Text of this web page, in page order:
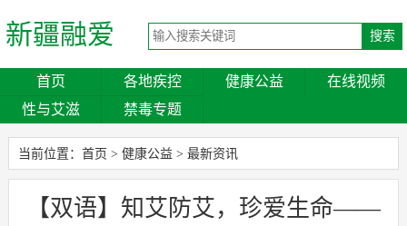
新疆融爱
首页 各地疾控 健康公益
在线视频
性与艾滋
禁毒专题
当前位置： 首页 > 健康公益 > 最新资讯
【双语】知艾防艾，珍爱生命——